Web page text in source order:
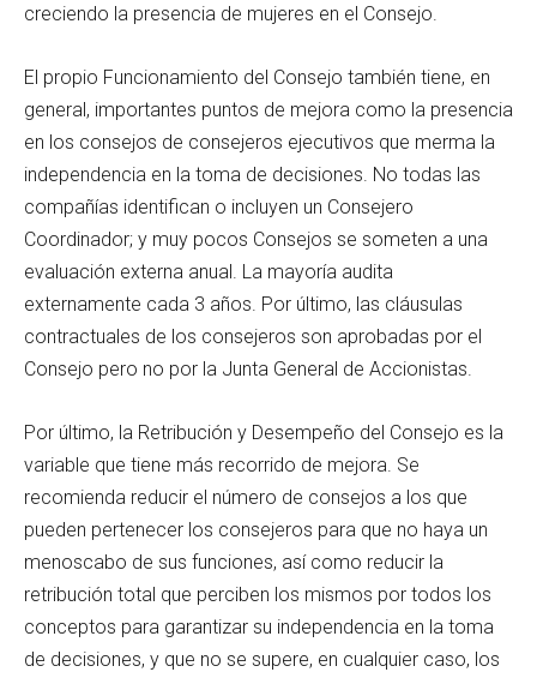
creciendo la presencia de mujeres en el Consejo.
El propio Funcionamiento del Consejo también tiene, en
general, importantes puntos de mejora como la presencia
en los consejos de consejeros ejecutivos que merma la
independencia en la toma de decisiones. No todas las
compañías identifican o incluyen un Consejero
Coordinador; y muy pocos Consejos se someten a una
evaluación externa anual. La mayoría audita
externamente cada 3 años. Por último, las cláusulas
contractuales de los consejeros son aprobadas por el
Consejo pero no por la Junta General de Accionistas.
Por último, la Retribución y Desempeño del Consejo es la
variable que tiene más recorrido de mejora. Se
recomienda reducir el número de consejos a los que
pueden pertenecer los consejeros para que no haya un
menoscabo de sus funciones, así como reducir la
retribución total que perciben los mismos por todos los
conceptos para garantizar su independencia en la toma
de decisiones, y que no se supere, en cualquier caso, los